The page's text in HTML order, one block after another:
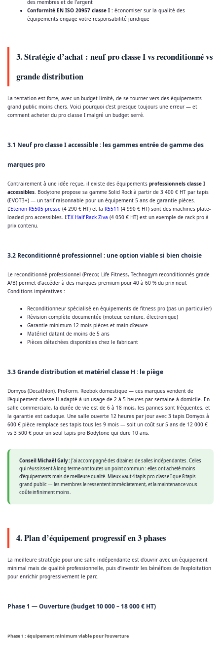
des membres et de l’argent
Conformité EN ISO 20957 classe I : économiser sur la qualité des
équipements engage votre responsabilité juridique
3. Stratégie d’achat : neuf pro classe I vs reconditionné vs
grande distribution
La tentation est forte, avec un budget limité, de se tourner vers des équipements
grand public moins chers. Voici pourquoi c’est presque toujours une erreur — et
comment acheter du pro classe I malgré un budget serré.
3.1 Neuf pro classe I accessible : les gammes entrée de gamme des
marques pro
Contrairement à une idée reçue, il existe des équipements professionnels classe I
accessibles. Bodytone propose sa gamme Solid Rock à partir de 3 400 € HT par tapis
(EVOT3+) — un tarif raisonnable pour un équipement 5 ans de garantie pièces.
L’Etenon R5505 presse (4 290 € HT) et la R5511 (4 990 € HT) sont des machines plate-
loaded pro accessibles. L’EX Half Rack Ziva (4 050 € HT) est un exemple de rack pro à
prix contenu.
3.2 Reconditionné professionnel : une option viable si bien choisie
Le reconditionné professionnel (Precor, Life Fitness, Technogym reconditionnés grade
A/B) permet d’accéder à des marques premium pour 40 à 60 % du prix neuf.
Conditions impératives :
Reconditionneur spécialisé en équipements de fitness pro (pas un particulier)
Révision complète documentée (moteur, ceinture, électronique)
Garantie minimum 12 mois pièces et main-d’œuvre
Matériel datant de moins de 5 ans
Pièces détachées disponibles chez le fabricant
3.3 Grande distribution et matériel classe H : le piège
Domyos (Decathlon), ProForm, Reebok domestique — ces marques vendent de
l’équipement classe H adapté à un usage de 2 à 5 heures par semaine à domicile. En
salle commerciale, la durée de vie est de 6 à 18 mois, les pannes sont fréquentes, et
la garantie est caduque. Une salle ouverte 12 heures par jour avec 3 tapis Domyos à
600 € pièce remplace ses tapis tous les 9 mois — soit un coût sur 5 ans de 12 000 €
vs 3 500 € pour un seul tapis pro Bodytone qui dure 10 ans.
Conseil Michaël Galy : J’ai accompagné des dizaines de salles indépendantes. Celles
qui réussissent à long terme ont toutes un point commun : elles ont acheté moins
d’équipements mais de meilleure qualité. Mieux vaut 4 tapis pro classe I que 8 tapis
grand public — les membres le ressentent immédiatement, et la maintenance vous
coûte infiniment moins.
4. Plan d’équipement progressif en 3 phases
La meilleure stratégie pour une salle indépendante est d’ouvrir avec un équipement
minimal mais de qualité professionnelle, puis d’investir les bénéfices de l’exploitation
pour enrichir progressivement le parc.
Phase 1 — Ouverture (budget 10 000 – 18 000 € HT)
Phase 1 : équipement minimum viable pour l’ouverture